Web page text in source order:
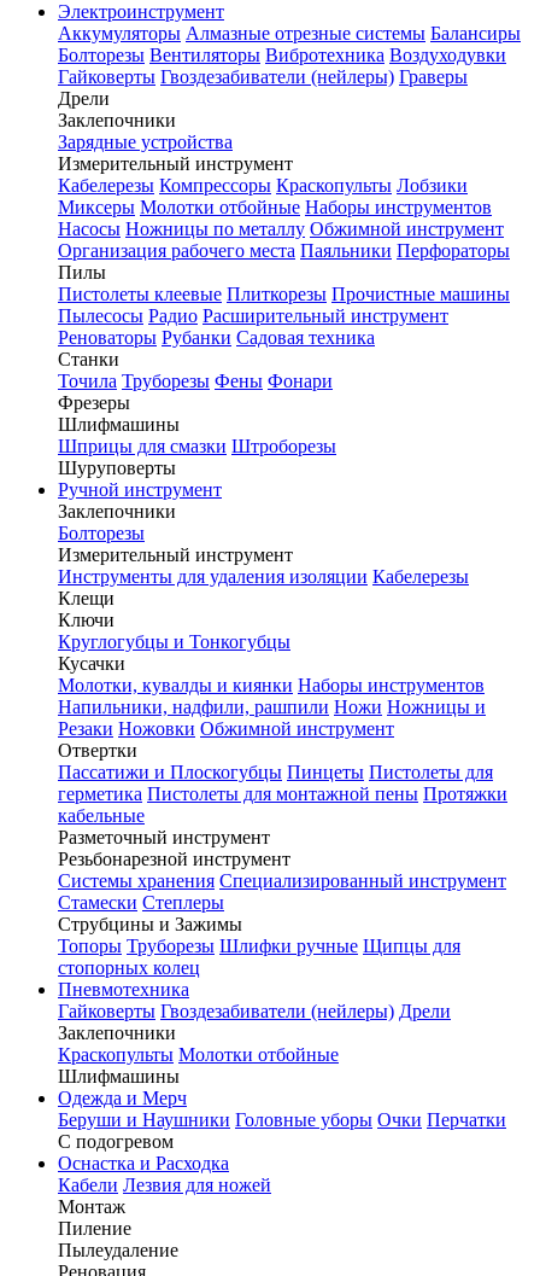
Электроинструмент
Аккумуляторы Алмазные отрезные системы Балансиры
Болторезы Вентиляторы Вибротехника Воздуходувки
Гайковерты Гвоздезабиватели (нейлеры) Граверы
Дрели
Заклепочники
Зарядные устройства
Измерительный инструмент
Кабелерезы Компрессоры Краскопульты Лобзики
Миксеры Молотки отбойные Наборы инструментов
Насосы Ножницы по металлу Обжимной инструмент
Организация рабочего места Паяльники Перфораторы
Пилы
Пистолеты клеевые Плиткорезы Прочистные машины
Пылесосы Радио Расширительный инструмент
Реноваторы Рубанки Садовая техника
Станки
Точила Труборезы Фены Фонари
Фрезеры
Шлифмашины
Шприцы для смазки Штроборезы
Шуруповерты
Ручной инструмент
Заклепочники
Болторезы
Измерительный инструмент
Инструменты для удаления изоляции Кабелерезы
Клещи
Ключи
Круглогубцы и Тонкогубцы
Кусачки
Молотки, кувалды и киянки Наборы инструментов
Напильники, надфили, рашпили Ножи Ножницы и
Резаки Ножовки Обжимной инструмент
Отвертки
Пассатижи и Плоскогубцы Пинцеты Пистолеты для
герметика Пистолеты для монтажной пены Протяжки
кабельные
Разметочный инструмент
Резьбонарезной инструмент
Системы хранения Специализированный инструмент
Стамески Степлеры
Струбцины и Зажимы
Топоры Труборезы Шлифки ручные Щипцы для
стопорных колец
Пневмотехника
Гайковерты Гвоздезабиватели (нейлеры) Дрели
Заклепочники
Краскопульты Молотки отбойные
Шлифмашины
Одежда и Мерч
Беруши и Наушники Головные уборы Очки Перчатки
С подогревом
Оснастка и Расходка
Кабели Лезвия для ножей
Монтаж
Пиление
Пылеудаление
Реновация